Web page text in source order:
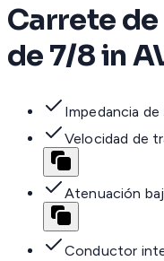
Carrete
de 7/8 in
Impedancia
Velocidad de
Atenuación
Conductor